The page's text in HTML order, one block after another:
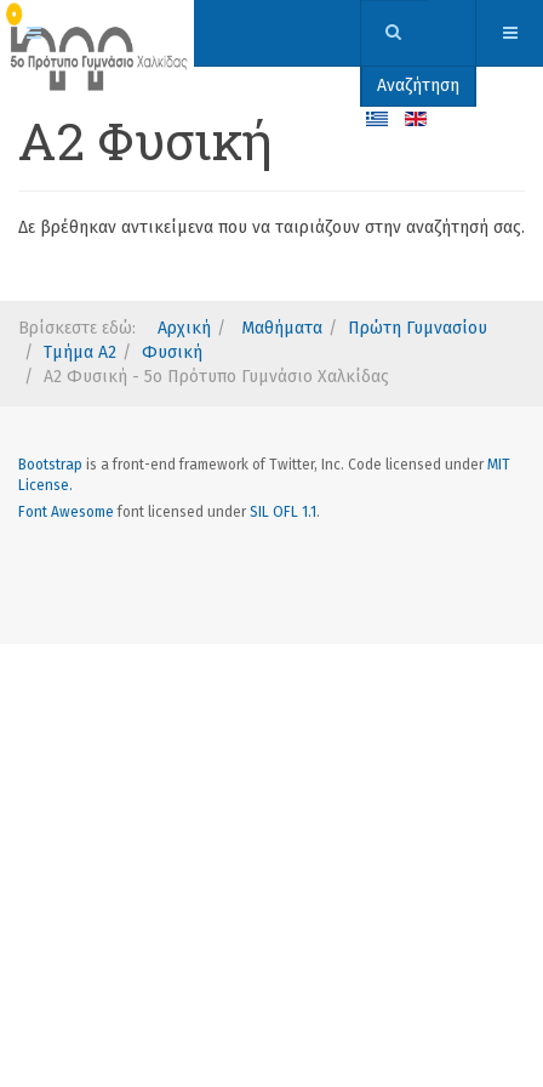
Αναζήτηση
Α2 Φυσική
Δε βρέθηκαν αντικείμενα που να ταιριάζουν στην αναζήτησή σας.
Βρίσκεστε εδώ: Αρχική Μαθήματα
Πρώτη Γυμνασίου
Τμήμα Α2
Φυσική
Α2 Φυσική - 5ο Πρότυπο Γυμνάσιο Χαλκίδας
Bootstrap is a front-end framework of Twitter, Inc. Code licensed underMIT
License.
Font Awesome font licensed underSIL OFL 1.1 .